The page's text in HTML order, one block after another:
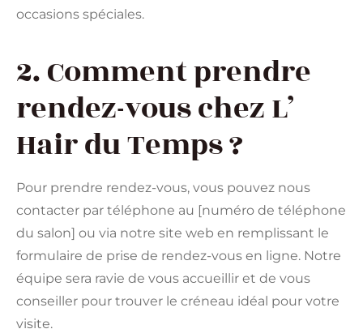
occasions spéciales.
2. Comment prendre
rendez-vous chez L’
Hair du Temps ?
Pour prendre rendez-vous, vous pouvez nous
contacter par téléphone au [numéro de téléphone
du salon] ou via notre site web en remplissant le
formulaire de prise de rendez-vous en ligne. Notre
équipe sera ravie de vous accueillir et de vous
conseiller pour trouver le créneau idéal pour votre
visite.